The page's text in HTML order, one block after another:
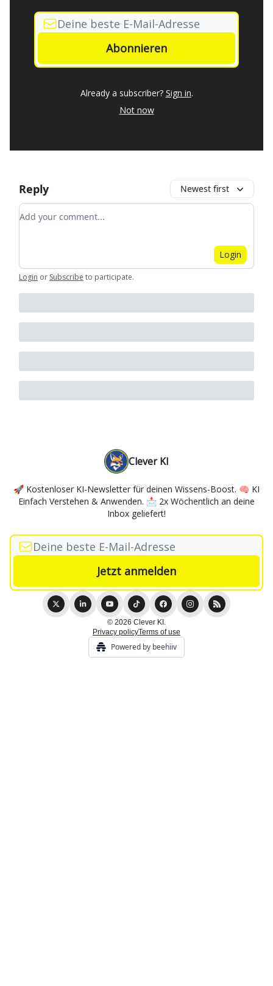
Already a subscriber? Sign in.
Not now
Reply Newest first
Add your comment
Login
Login or Subscribe to participate.
Clever KI
🚀 Kostenloser KI-Newsletter für deinen Wissens-Boost. 🧠 KI
Einfach Verstehen & Anwenden. 📩 2x Wöchentlich an deine
Inbox geliefert!
© 2026 Clever KI.
Privacy policyTerms of use
Powered by beehiiv